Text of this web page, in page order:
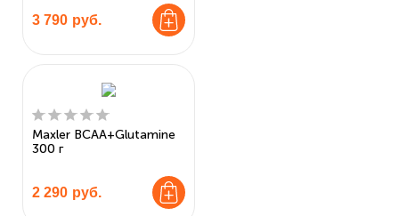
3 790 руб.
Maxler BCAA+Glutamine
300 г
2 290 руб.